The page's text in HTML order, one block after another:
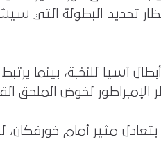
تحديد البطولة التي
آسيا للنخبة، بينما
الإمبراطور لخوض الملحق
بتعادل مثير أمام